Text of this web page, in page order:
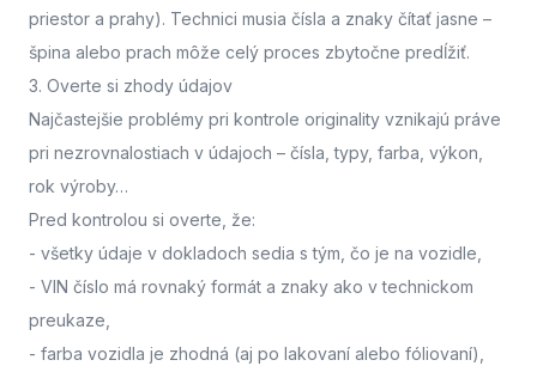
priestor a prahy). Technici musia čísla a znaky čítať jasne –
špina alebo prach môže celý proces zbytočne predĺžiť.
3. Overte si zhody údajov
Najčastejšie problémy pri kontrole originality vznikajú práve
pri nezrovnalostiach v údajoch – čísla, typy, farba, výkon,
rok výroby…
Pred kontrolou si overte, že:
- všetky údaje v dokladoch sedia s tým, čo je na vozidle,
- VIN číslo má rovnaký formát a znaky ako v technickom
preukaze,
- farba vozidla je zhodná (aj po lakovaní alebo fóliovaní),